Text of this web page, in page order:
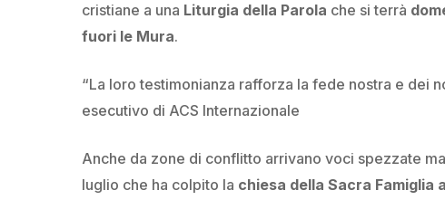
cristiane a una Liturgia della Parola che si terrà
fuori le Mura.
“La loro testimonianza rafforza la fede nostra e dei
esecutivo di ACS Internazionale
Anche da zone di conflitto arrivano voci spezzate
luglio che ha colpito la chiesa della Sacra Famiglia